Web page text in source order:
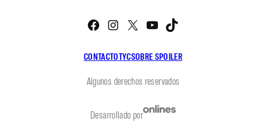
CONTACTOTYCSOBRE SPOILER
Facebook
Instagram
X YouTube
Algunos derechos reservados
Desarrollado por